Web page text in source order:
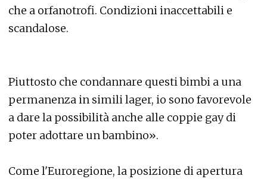
che a orfanotrofi. Condizioni inaccettabili e
scandalose.
Piuttosto che condannare questi bimbi a una
permanenza in simili lager, io sono favorevole
a dare la possibilità anche alle coppie gay di
poter adottare un bambino».
Come l'Euroregione, la posizione di apertura